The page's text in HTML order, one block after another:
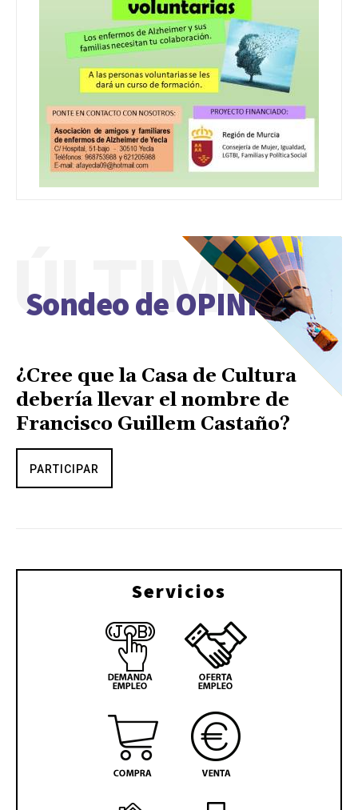
Sondeo de OPINIÓN
ÚLTIMO
¿Cree que la Casa de Cultura
debería llevar el nombre de
Francisco Guillem Castaño?
PARTICIPAR
Servicios